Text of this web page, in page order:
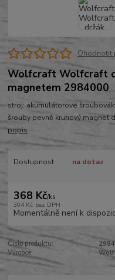
Ohodnotit
Wolfcraft Wolfcraft
magnetem 2984000
stroj: akumulátorové
šrouby pevně kruhový magnet
popis
Dostupnost na dotaz
368 Kč/ks
304 Kč bez DPH
Momentálně není k
Číslo produktu:
Výrobce: